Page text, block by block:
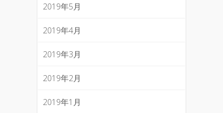
2019年5月
2019年4月
2019年3月
2019年2月
2019年1月